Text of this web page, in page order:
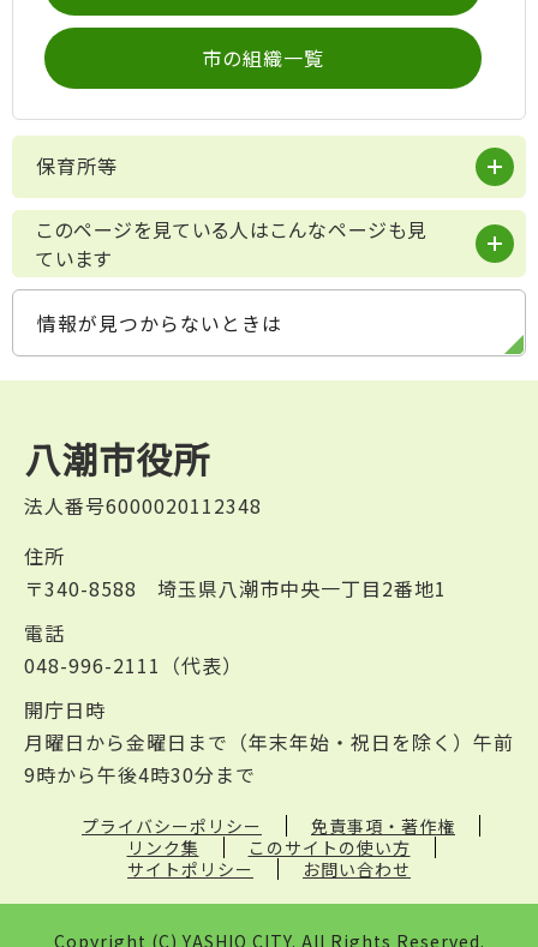
市の組織一覧
保育所等
このページを見ている人はこんなページも見
ています
情報が見つからないときは
八潮市役所
法人番号6000020112348
住所
〒340-8588 埼玉県八潮市中央一丁目2番地1
電話
048-996-2111（代表）
開庁日時
月曜日から金曜日まで（年末年始・祝日を除く）午前
9時から午後4時30分まで
プライバシーポリシー
免責事項・著作権
リンク集
このサイトの使い方
サイトポリシー
お問い合わせ
Copyright (C) YASHIO CITY. All Rights Reserved.